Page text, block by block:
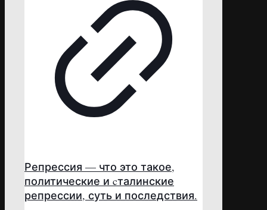
Репрессия — что это такое,
политические и cталинские
репрессии, суть и последствия.